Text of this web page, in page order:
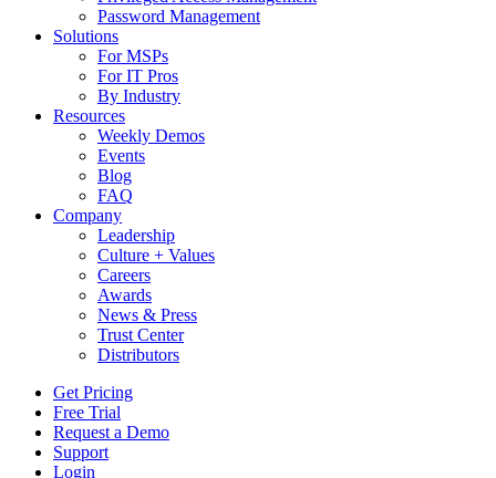
Password Management
Solutions
For MSPs
For IT Pros
By Industry
Resources
Weekly Demos
Events
Blog
FAQ
Company
Leadership
Culture + Values
Careers
Awards
News & Press
Trust Center
Distributors
Get Pricing
Free Trial
Request a Demo
Support
Login